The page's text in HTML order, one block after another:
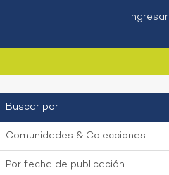
Ingresar
Buscar por
Comunidades & Colecciones
Por fecha de publicación